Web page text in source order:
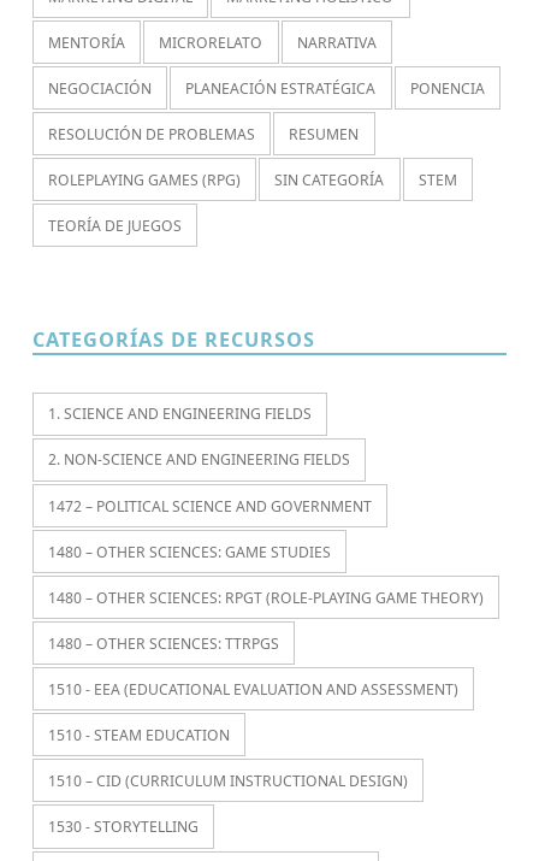
MENTORÍA MICRORELATO NARRATIVA
NEGOCIACIÓN PLANEACIÓN ESTRATÉGICA PONENCIA
RESOLUCIÓN DE PROBLEMAS RESUMEN
ROLEPLAYING GAMES (RPG) SIN CATEGORÍA STEM
TEORÍA DE JUEGOS
CATEGORÍAS DE RECURSOS
1. SCIENCE AND ENGINEERING FIELDS
2. NON-SCIENCE AND ENGINEERING FIELDS
1472 – POLITICAL SCIENCE AND GOVERNMENT
1480 – OTHER SCIENCES: GAME STUDIES
1480 – OTHER SCIENCES: RPGT (ROLE-PLAYING GAME THEORY)
1480 – OTHER SCIENCES: TTRPGS
1510 - EEA (EDUCATIONAL EVALUATION AND ASSESSMENT)
1510 - STEAM EDUCATION
1510 – CID (CURRICULUM INSTRUCTIONAL DESIGN)
1530 - STORYTELLING